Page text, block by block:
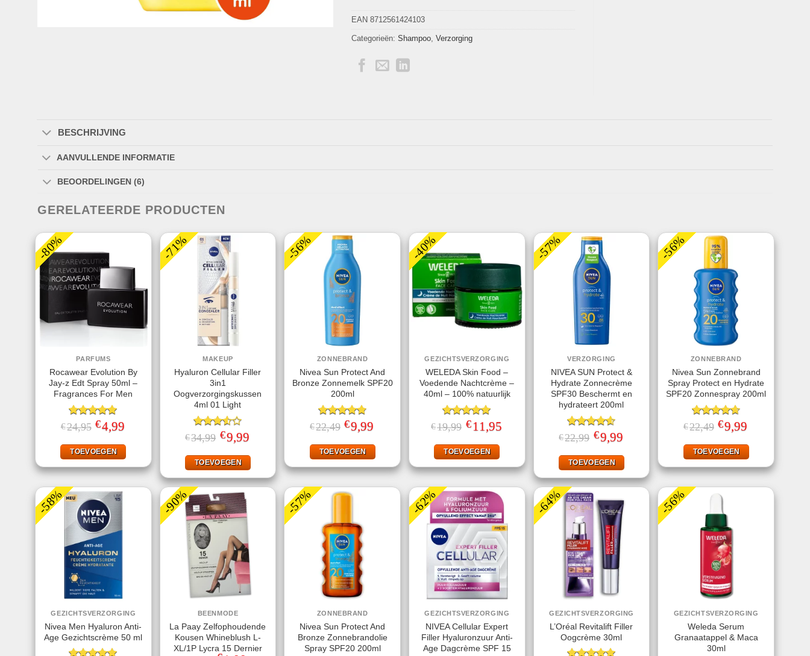
EAN 8712561424103
Categorieën: Shampoo, Verzorging
BESCHRIJVING
AANVULLENDE INFORMATIE
BEOORDELINGEN (6)
GERELATEERDE PRODUCTEN
-80%
PARFUMS
Rocawear Evolution By
Jay-z Edt Spray 50ml –
Fragrances For Men
Gewaardeerd
5.00 uit 5
€24,95 Oorspronkelijke
prijs
€24,95.
€4,99
€4,99.
TOEVOEGEN
-71%
MAKEUP
Hyaluron Cellular Filler
3in1
Oogverzorgingskussen
4ml 01 Light
Gewaardeerd
3.50 uit
5
€34,99 Oorspronkelijke
prijs
€34,99.
€9,99Huidige
€9,99.
TOEVOEGEN
-56%
ZONNEBRAND
Nivea Sun Protect And
Bronze Zonnemelk SPF20
200ml
Gewaardeerd
4.78uit 5
€22,49 Oorspronkelijke
prijs
€22,49.
€9,99
€9,99.
TOEVOEGEN
-40%
GEZICHTSVERZORGING
WELEDA Skin Food –
Voedende Nachtcrème –
40ml – 100% natuurlijk
Gewaardeerd
5.00uit 5
€19,99 Oorspronkelijke
prijs
€19,99.
€ 11,95prijs
TOEVOEGEN
-57%
VERZORGING
NIVEA SUN Protect &
Hydrate Zonnecrème
SPF30 Beschermt en
hydrateert 200ml
Gewaardeerd
4.56 uit 5
€22,99 Oorspronkelijke
prijs
€22,99.
€9,99Huidige
€9,99.
TOEVOEGEN
-56%
ZONNEBRAND
Nivea Sun Zonnebrand
Spray Protect en Hydrate
SPF20 Zonnespray 200ml
Gewaardeerd
4.67uit 5
€22,49 Oorspronkelijke
prijs
€22,49.
€9,99
€9,99.
TOEVOEGEN
-58%
GEZICHTSVERZORGING
Nivea Men Hyaluron Anti-
Age Gezichtscrème 50 ml
-90%
BEENMODE
La Paay Zelfophoudende
Kousen Whineblush L-
XL/1P Lycra 15 Dernier
-57%
ZONNEBRAND
Nivea Sun Protect And
Bronze Zonnebrandolie
Spray SPF20 200ml
-62%
GEZICHTSVERZORGING
NIVEA Cellular Expert
Filler Hyaluronzuur Anti-
Age Dagcrème SPF 15
-64%
GEZICHTSVERZORGING
L’Oréal Revitalift Filler
Oogcrème 30ml
-56%
GEZICHTSVERZORGING
Weleda Serum
Granaatappel & Maca
30ml